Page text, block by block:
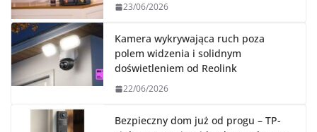
23/06/2026
Kamera wykrywająca ruch poza
polem widzenia i solidnym
doświetleniem od Reolink
22/06/2026
Bezpieczny dom już od progu – TP-